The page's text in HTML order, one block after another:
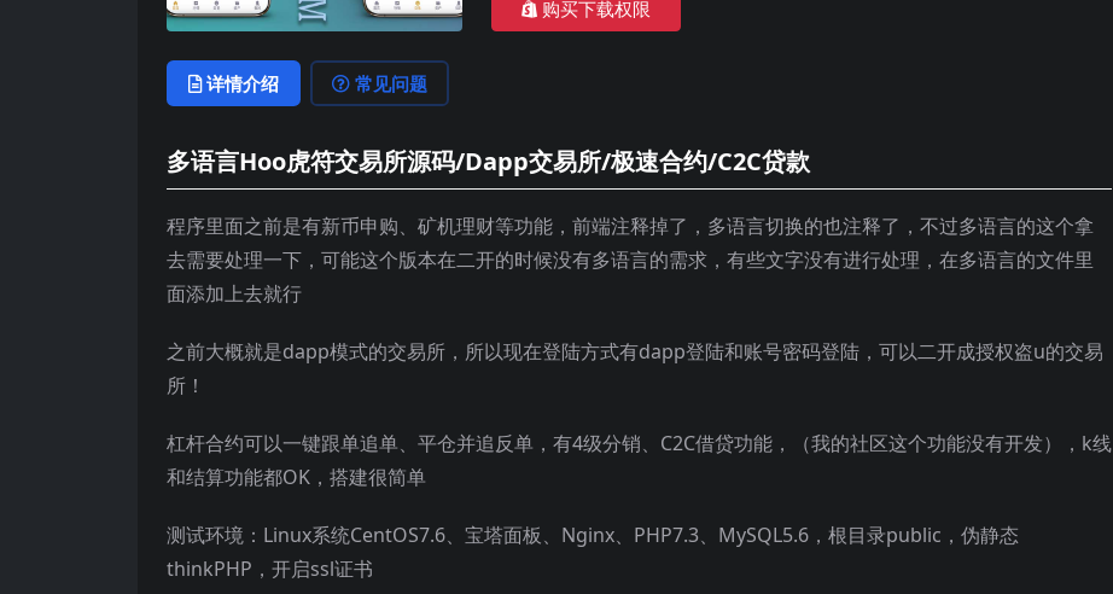
购买下载权限
详情介绍 常见问题
多语言Hoo虎符交易所源码/Dapp交易所/极速合约/C2C贷款
程序里面之前是有新币申购、矿机理财等功能，前端注释掉了，多语言切换的也注释了，不过多语言的这个拿
去需要处理一下，可能这个版本在二开的时候没有多语言的需求，有些文字没有进行处理，在多语言的文件里
面添加上去就行
之前大概就是dapp模式的交易所，所以现在登陆方式有dapp登陆和账号密码登陆，可以二开成授权盗u的交易
所！
杠杆合约可以一键跟单追单、平仓并追反单，有4级分销、C2C借贷功能，（我的社区这个功能没有开发），k线
和结算功能都OK，搭建很简单
测试环境：Linux系统CentOS7.6、宝塔面板、Nginx、PHP7.3、MySQL5.6，根目录public，伪静态
thinkPHP，开启ssl证书